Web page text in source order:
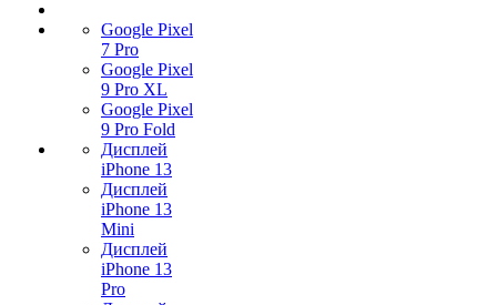
Google Pixel
7 Pro
Google Pixel
9 Pro XL
Google Pixel
9 Pro Fold
Дисплей
iPhone 13
Дисплей
iPhone 13
Mini
Дисплей
iPhone 13
Pro